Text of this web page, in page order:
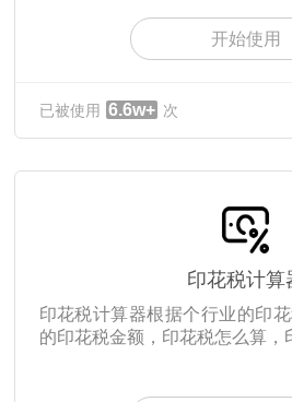
开始使用
已被使用 6.6w+ 次
印花税计算
印花税计算器根据个行业的印
的印花税金额，印花税怎么算，